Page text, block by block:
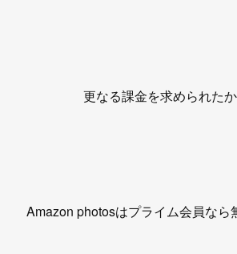
更なる課金を求められた
Amazon photosはプライム会員なら